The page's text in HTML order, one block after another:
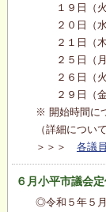
１９日（火
２０日（水
２１日（木
２５日（月
２６日（火
２９日（金
※ 開始時間に
（詳細につい
＞＞＞ 各議
６月小平市議会
◎令和５年５